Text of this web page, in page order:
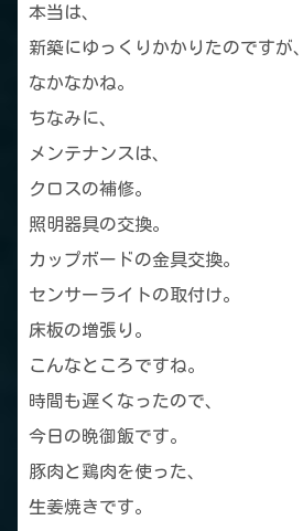
本当は、
新築にゆっくりかかりたのですが、
なかなかね。
ちなみに、
メンテナンスは、
クロスの補修。
照明器具の交換。
カップボードの金具交換。
センサーライトの取付け。
床板の増張り。
こんなところですね。
時間も遅くなったので、
今日の晩御飯です。
豚肉と鶏肉を使った、
生姜焼きです。